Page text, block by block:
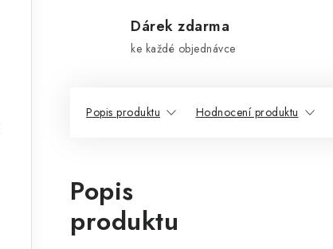
Dárek zdarma
ke každé objednávce
Popis produktu Hodnocení produktu
Popis
produktu